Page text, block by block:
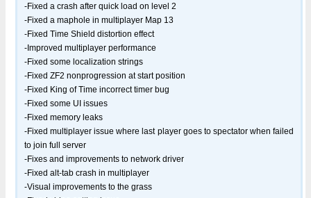
-Fixed a crash after quick load on level 2
-Fixed a maphole in multiplayer Map 13
-Fixed Time Shield distortion effect
-Improved multiplayer performance
-Fixed some localization strings
-Fixed ZF2 nonprogression at start position
-Fixed King of Time incorrect timer bug
-Fixed some UI issues
-Fixed memory leaks
-Fixed multiplayer issue where last player goes to spectator when failed
to join full server
-Fixes and improvements to network driver
-Fixed alt-tab crash in multiplayer
-Visual improvements to the grass